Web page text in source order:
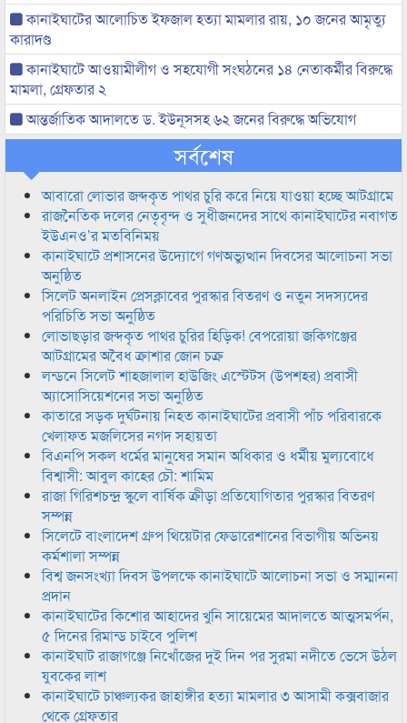
কানাইঘাটের আলোচিত ইফজাল হত্যা মামলার রায়, ১০ জনের আমৃত্যু
কারাদণ্ড
কানাইঘাটে আওয়ামীলীগ ও সহযোগী সংঘঠনের ১৪ নেতাকর্মীর বিরুদ্ধে
মামলা, গ্রেফতার ২
আন্তর্জাতিক আদালতে ড. ইউনূসসহ ৬২ জনের বিরুদ্ধে অভিযোগ
সর্বশেষ
আবারো লোভার জব্দকৃত পাথর চুরি করে নিয়ে যাওয়া হচ্ছে আটগ্রামে
রাজনৈতিক দলের নেতৃবৃন্দ ও সুধীজনদের সাথে কানাইঘাটের নবাগত
ইউএনও’র মতবিনিময়
কানাইঘাটে প্রশাসনের উদ্যোগে গণঅভ্যুত্থান দিবসের আলোচনা সভা
অনুষ্ঠিত
সিলেট অনলাইন প্রেসক্লাবের পুরস্কার বিতরণ ও নতুন সদস্যদের
পরিচিতি সভা অনুষ্ঠিত
লোভাছড়ার জব্দকৃত পাথর চুরির হিড়িক! বেপরোয়া জকিগঞ্জের
আটগ্রামের অবৈধ ক্রাশার জোন চক্র
লন্ডনে সিলেট শাহজালাল হাউজিং এস্টেটস (উপশহর) প্রবাসী
অ্যাসোসিয়েশনের সভা অনুষ্ঠিত
কাতারে সড়ক দুর্ঘটনায় নিহত কানাইঘাটের প্রবাসী পাঁচ পরিবারকে
খেলাফত মজলিসের নগদ সহায়তা
বিএনপি সকল ধর্মের মানুষের সমান অধিকার ও ধর্মীয় মুল্যবোধে
বিশ্বাসী: আবুল কাহের চৌ: শামিম
রাজা গিরিশচন্দ্র স্কুলে বার্ষিক ক্রীড়া প্রতিযোগিতার পুরস্কার বিতরণ
সম্পন্ন
সিলেটে বাংলাদেশ গ্রুপ থিয়েটার ফেডারেশানের বিভাগীয় অভিনয়
কর্মশালা সম্পন্ন
বিশ্ব জনসংখ্যা দিবস উপলক্ষে কানাইঘাটে আলোচনা সভা ও সম্মাননা
প্রদান
কানাইঘাটের কিশোর আহাদের খুনি সায়েমের আদালতে আত্মসমর্পন,
৫ দিনের রিমান্ড চাইবে পুলিশ
কানাইঘাট রাজাগঞ্জে নিখোঁজের দুই দিন পর সুরমা নদীতে ভেসে উঠল
যুবকের লাশ
কানাইঘাটে চাঞ্চল্যকর জাহাঙ্গীর হত্যা মামলার ৩ আসামী কক্সবাজার
থেকে গ্রেফতার